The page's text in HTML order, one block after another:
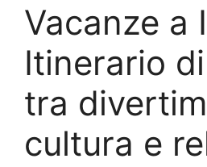
Vacanze a
Itinerario
tra
cultura e